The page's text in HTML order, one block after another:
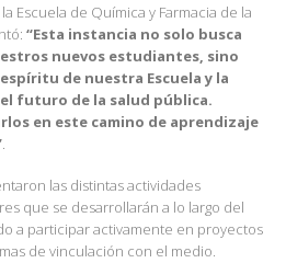
Escuela de Química y Farmacia de la
“Esta instancia no solo busca
nuevos estudiantes, sino
de nuestra Escuela y la
futuro de la salud pública.
en este camino de aprendizaje
.
las distintas actividades
que se desarrollarán a lo largo del
a participar activamente en proyectos
de vinculación con el medio.